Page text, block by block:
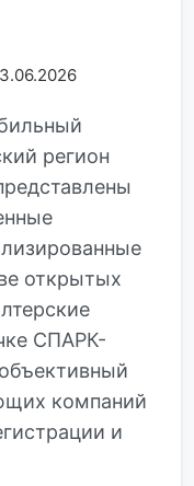
регион
открытых
СПАРК-
компаний
и